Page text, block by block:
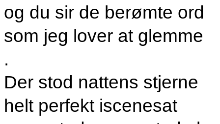
og du sir de berømte ord
som jeg lover at glemme
.
Der stod nattens stjerne
helt perfekt iscenesat